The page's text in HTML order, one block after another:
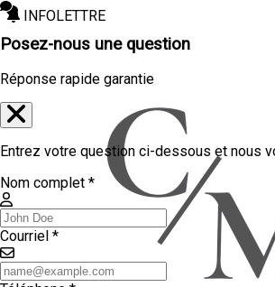
INFOLETTRE
Posez-nous une question
Réponse rapide garantie
Entrez votre question ci-dessous et nous
Nom complet *
Courriel *